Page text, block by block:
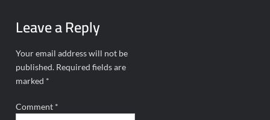
Leave a Reply
Your email address will not be
published. Required fields are
marked *
Comment *